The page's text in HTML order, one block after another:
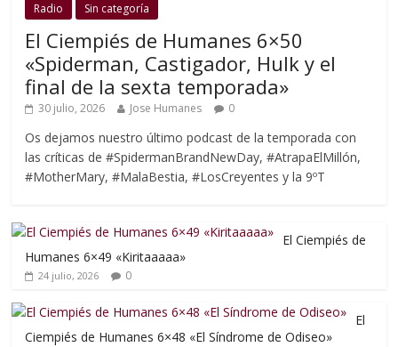
Radio Sin categoría
El Ciempiés de Humanes 6×50
«Spiderman, Castigador, Hulk y el
final de la sexta temporada»
30 julio, 2026 Jose Humanes 0
Os dejamos nuestro último podcast de la temporada con
las críticas de #SpidermanBrandNewDay, #AtrapaElMillón,
#MotherMary, #MalaBestia, #LosCreyentes y la 9ºT
El Ciempiés de
Humanes 6×49 «Kiritaaaaa»
24 julio, 2026 0
El
Ciempiés de Humanes 6×48 «El Síndrome de Odiseo»